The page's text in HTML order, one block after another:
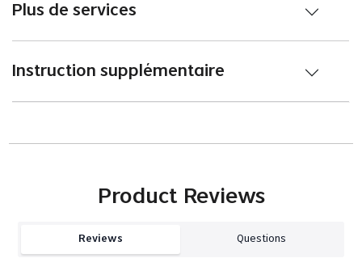
Plus de services
Instruction supplémentaire
Product Reviews
Reviews Questions